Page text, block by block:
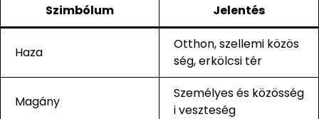
Szimbólum Jelentés
Haza
Otthon, szellemi közös
ség, erkölcsi tér
Magány
Személyes és közösség
i veszteség